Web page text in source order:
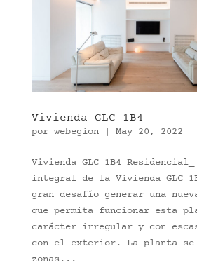
Vivienda GLC 1B4
por webegion| May 20, 2022
Vivienda GLC 1B4
integral de la Vivienda GLC
gran desafío generar una
que permita funcionar esta
carácter irregular y con
con el exterior. La planta se
zonas...